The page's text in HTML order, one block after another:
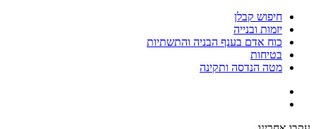
חיפוש קבלן
יזמות ובנייה
כוח אדם בענף הבניה והתשתיות
בטיחות
מטה הנדסה ותקינה